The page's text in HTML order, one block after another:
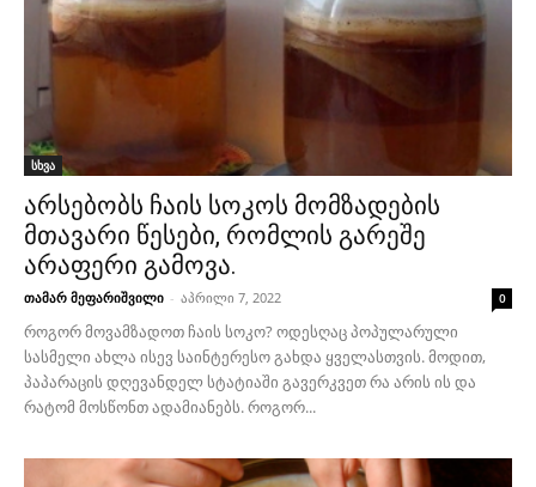
სხვა
არსებობს ჩაის სოკოს მომზადების
მთავარი წესები, რომლის გარეშე
არაფერი გამოვა.
თამარ მეფარიშვილი - აპრილი 7, 2022 0
როგორ მოვამზადოთ ჩაის სოკო? ოდესღაც პოპულარული
სასმელი ახლა ისევ საინტერესო გახდა ყველასთვის. მოდით,
პაპარაცის დღევანდელ სტატიაში გავერკვეთ რა არის ის და
რატომ მოსწონთ ადამიანებს. როგორ...